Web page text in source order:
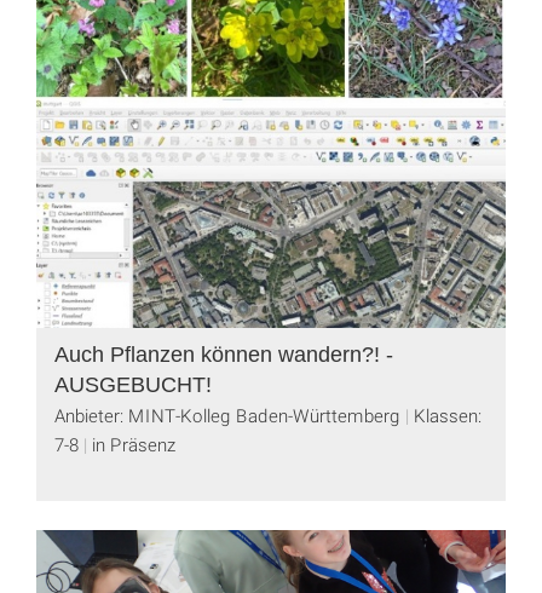
Auch Pflanzen können wandern?! -
AUSGEBUCHT!
Anbieter: MINT-Kolleg Baden-Württemberg
Klassen:
7-8 in Präsenz